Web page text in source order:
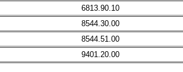
6813.90.10
8544.30.00
8544.51.00
9401.20.00